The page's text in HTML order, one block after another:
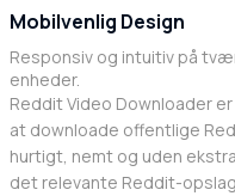
Mobilvenlig Design
Responsiv og intuitiv på
enheder.
Reddit Video Downloader
at downloade offentlige
hurtigt, nemt og uden
det relevante Reddit-